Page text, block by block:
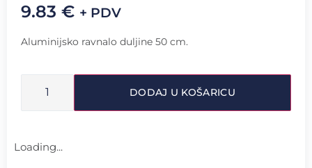
9.83 € + PDV
Aluminijsko ravnalo duljine 50 cm.
DODAJ U KOŠARICU
Loading...